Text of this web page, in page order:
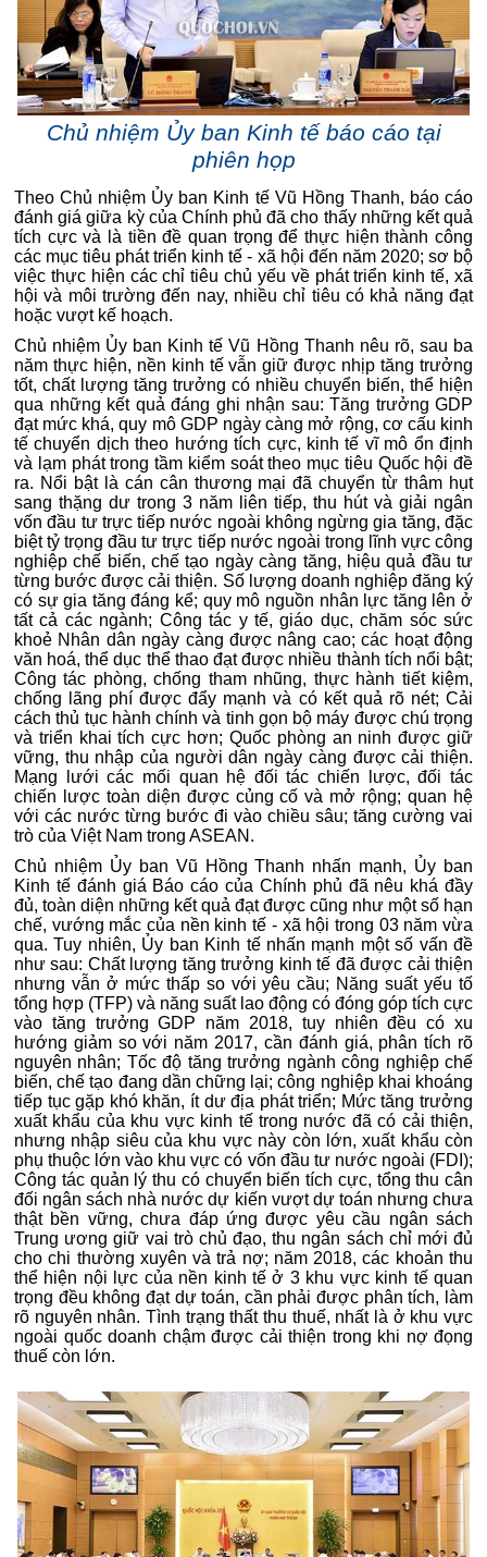
Chủ nhiệm Ủy ban Kinh tế báo cáo tại
phiên họp
Theo Chủ nhiệm Ủy ban Kinh tế Vũ Hồng Thanh, báo cáo
đánh giá giữa kỳ của Chính phủ đã cho thấy những kết quả
tích cực và là tiền đề quan trọng để thực hiện thành công
các mục tiêu phát triển kinh tế - xã hội đến năm 2020; sơ bộ
việc thực hiện các chỉ tiêu chủ yếu về phát triển kinh tế, xã
hội và môi trường đến nay, nhiều chỉ tiêu có khả năng đạt
hoặc vượt kế hoạch.
Chủ nhiệm Ủy ban Kinh tế Vũ Hồng Thanh nêu rõ, sau ba
năm thực hiện, nền kinh tế vẫn giữ được nhịp tăng trưởng
tốt, chất lượng tăng trưởng có nhiều chuyển biến, thể hiện
qua những kết quả đáng ghi nhận sau: Tăng trưởng GDP
đạt mức khá, quy mô GDP ngày càng mở rộng, cơ cấu kinh
tế chuyển dịch theo hướng tích cực, kinh tế vĩ mô ổn định
và lạm phát trong tầm kiểm soát theo mục tiêu Quốc hội đề
ra. Nổi bật là cán cân thương mại đã chuyển từ thâm hụt
sang thặng dư trong 3 năm liên tiếp, thu hút và giải ngân
vốn đầu tư trực tiếp nước ngoài không ngừng gia tăng, đặc
biệt tỷ trọng đầu tư trực tiếp nước ngoài trong lĩnh vực công
nghiệp chế biến, chế tạo ngày càng tăng, hiệu quả đầu tư
từng bước được cải thiện. Số lượng doanh nghiệp đăng ký
có sự gia tăng đáng kể; quy mô nguồn nhân lực tăng lên ở
tất cả các ngành; Công tác y tế, giáo dục, chăm sóc sức
khoẻ Nhân dân ngày càng được nâng cao; các hoạt động
văn hoá, thể dục thể thao đạt được nhiều thành tích nổi bật;
Công tác phòng, chống tham nhũng, thực hành tiết kiệm,
chống lãng phí được đẩy mạnh và có kết quả rõ nét; Cải
cách thủ tục hành chính và tinh gọn bộ máy được chú trọng
và triển khai tích cực hơn; Quốc phòng an ninh được giữ
vững, thu nhập của người dân ngày càng được cải thiện.
Mạng lưới các mối quan hệ đối tác chiến lược, đối tác
chiến lược toàn diện được củng cố và mở rộng; quan hệ
với các nước từng bước đi vào chiều sâu; tăng cường vai
trò của Việt Nam trong ASEAN.
Chủ nhiệm Ủy ban Vũ Hồng Thanh nhấn mạnh, Ủy ban
Kinh tế đánh giá Báo cáo của Chính phủ đã nêu khá đầy
đủ, toàn diện những kết quả đạt được cũng như một số hạn
chế, vướng mắc của nền kinh tế - xã hội trong 03 năm vừa
qua. Tuy nhiên, Ủy ban Kinh tế nhấn mạnh một số vấn đề
như sau: Chất lượng tăng trưởng kinh tế đã được cải thiện
nhưng vẫn ở mức thấp so với yêu cầu; Năng suất yếu tố
tổng hợp (TFP) và năng suất lao động có đóng góp tích cực
vào tăng trưởng GDP năm 2018, tuy nhiên đều có xu
hướng giảm so với năm 2017, cần đánh giá, phân tích rõ
nguyên nhân; Tốc độ tăng trưởng ngành công nghiệp chế
biến, chế tạo đang dần chững lại; công nghiệp khai khoáng
tiếp tục gặp khó khăn, ít dư địa phát triển; Mức tăng trưởng
xuất khẩu của khu vực kinh tế trong nước đã có cải thiện,
nhưng nhập siêu của khu vực này còn lớn, xuất khẩu còn
phụ thuộc lớn vào khu vực có vốn đầu tư nước ngoài (FDI);
Công tác quản lý thu có chuyển biến tích cực, tổng thu cân
đối ngân sách nhà nước dự kiến vượt dự toán nhưng chưa
thật bền vững, chưa đáp ứng được yêu cầu ngân sách
Trung ương giữ vai trò chủ đạo, thu ngân sách chỉ mới đủ
cho chi thường xuyên và trả nợ; năm 2018, các khoản thu
thể hiện nội lực của nền kinh tế ở 3 khu vực kinh tế quan
trọng đều không đạt dự toán, cần phải được phân tích, làm
rõ nguyên nhân. Tình trạng thất thu thuế, nhất là ở khu vực
ngoài quốc doanh chậm được cải thiện trong khi nợ đọng
thuế còn lớn.